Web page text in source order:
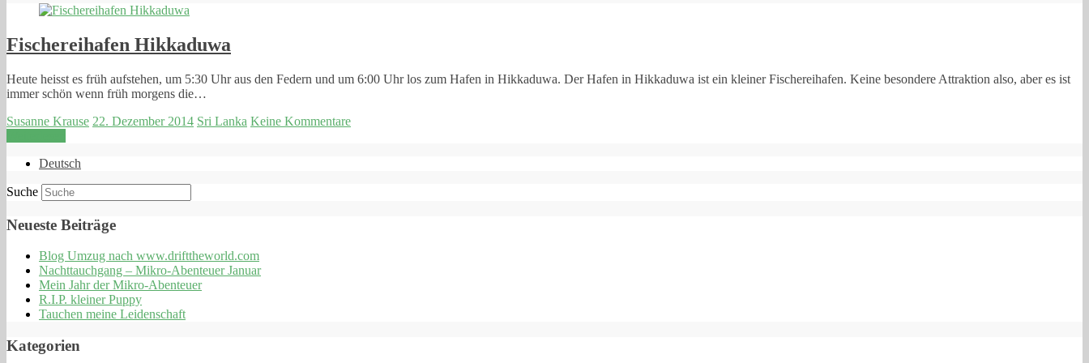
Fischereihafen Hikkaduwa
Heute heisst es früh aufstehen, um 5:30 Uhr aus den Federn und um 6:00 Uhr los zum Hafen in Hikkaduwa. Der Hafen in Hikkaduwa ist ein kleiner Fischereihafen. Keine besondere Attraktion also, aber es ist
immer schön wenn früh morgens die…
Susanne Krause 22. Dezember 2014 Sri Lanka Keine Kommentare
Deutsch
Suche
Neueste Beiträge
Blog Umzug nach www.drifttheworld.com
Nachttauchgang – Mikro-Abenteuer Januar
Mein Jahr der Mikro-Abenteuer
R.I.P. kleiner Puppy
Tauchen meine Leidenschaft
Kategorien